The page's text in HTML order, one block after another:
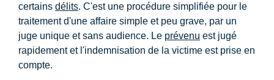
certains délits. C'est une procédure simplifiée pour le
traitement d'une affaire simple et peu grave, par un
juge unique et sans audience. Le prévenu est jugé
rapidement et l'indemnisation de la victime est prise en
compte.